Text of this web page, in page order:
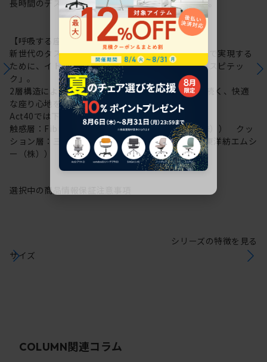
長時間のデスクワークもここちよさを保ち続けます。
【呼吸する座面：レスピテック】
新世代のタスクチェアに求められる性能を高い次元で実現する
ために、イトーキが新たに開発した高機能素材「レスピテッ
ク」。
2層構造により“呼吸する座面”を可能にし、ずっと続く、快適
な座り心地を実現しました。
Act40では下記素材を採用しています。
触感層：Fibre cushion VL（帝人フロンティア（株）） クッ
ション層：三次元網状繊維構造体ブレスエアー®（東洋紡エムシ
ー（株））
選択中の商品情報
サイズ
シリーズの特徴を見る
COLUMN関連コラム